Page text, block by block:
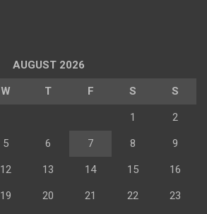
AUGUST 2026
W T F S S
1 2
5 6 7 8 9
12 13 14 15 16
19 20 21 22 23